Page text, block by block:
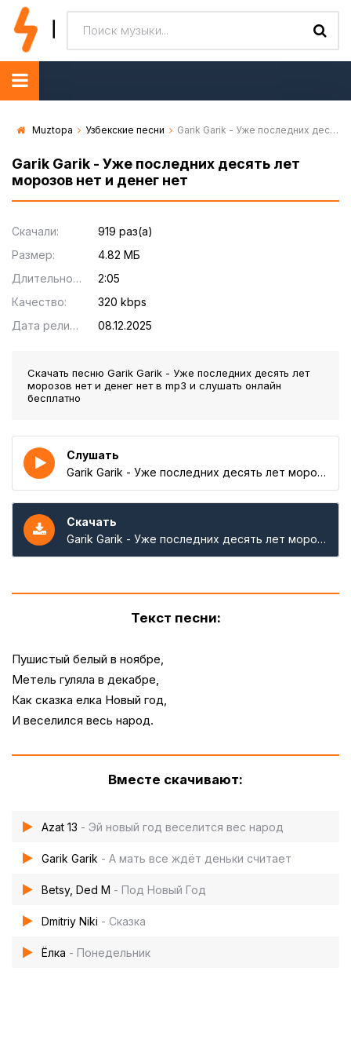
Muztopa Узбекские песни Garik Garik - Уже последних десять лет морозов нет и денег нет
Garik Garik - Уже последних десять лет
морозов нет и денег нет
Скачали:
919 раз(а)
Размер:
4.82 МБ
Длительность:
2:05
Качество:
320 kbps
Дата релиза:
08.12.2025
Скачать песню Garik Garik - Уже последних десять лет
морозов нет и денег нетв mp3 и слушать онлайн
бесплатно
Слушать
Garik Garik - Уже последних десять лет морозов нет и денег нет
Скачать
Garik Garik - Уже последних десять лет морозов нет и денег нет
Текст песни:
Пушистый белый в ноябре,
Метель гуляла в декабре,
Как сказка елка Новый год,
И веселился весь народ.
Вместе скачивают:
Azat 13 - Эй новый год веселится вес народ
Garik Garik - А мать все ждёт деньки считает
Betsy, Ded M - Под Новый Год
Dmitriy Niki - Сказка
Ёлка - Понедельник